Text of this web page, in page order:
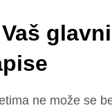
ne može se